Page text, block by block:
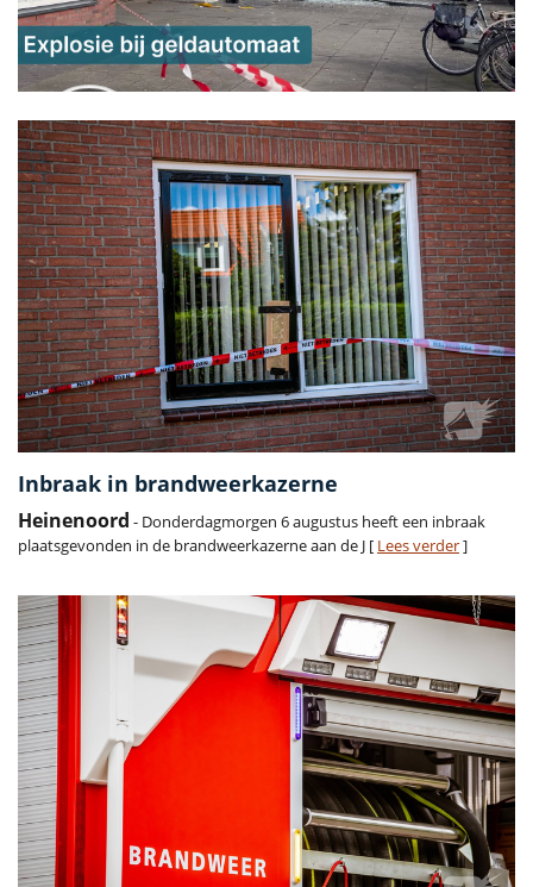
Inbraak in brandweerkazerne
Heinenoord - Donderdagmorgen 6 augustus heeft een inbraak
plaatsgevonden in de brandweerkazerne aan de J [ Lees verder]